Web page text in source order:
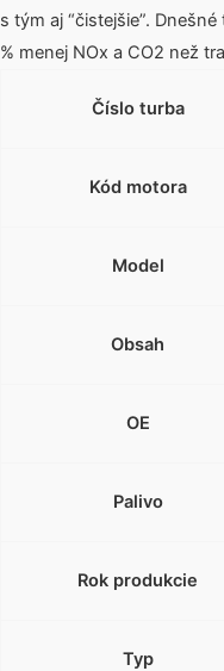
s tým aj “čistejšie”.
% menej NOx a CO2 než
Číslo turba
Kód motora
Model
Obsah
OE
Palivo
Rok produkcie
Typ